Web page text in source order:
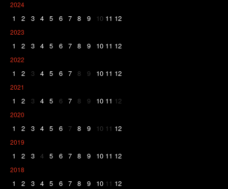
2024
1 2 3 4 5 6 7 8 9 10 11 12
2023
1 2 3 4 5 6 7 8 9 10 11 12
2022
1 2 3 4 5 6 7 8 9 10 11 12
2021
1 2 3 4 5 6 7 8 9 10 11 12
2020
1 2 3 4 5 6 7 8 9 10 11 12
2019
1 2 3 4 5 6 7 8 9 10 11 12
2018
1 2 3 4 5 6 7 8 9 10 11 12